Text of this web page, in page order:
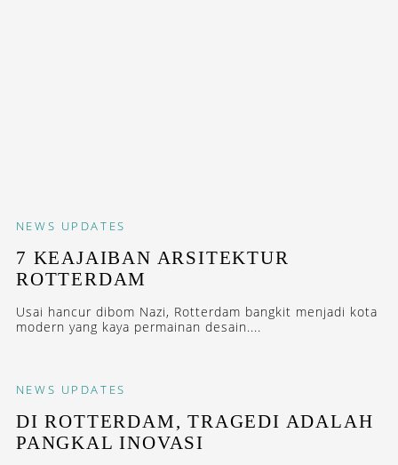
NEWS UPDATES
7 KEAJAIBAN ARSITEKTUR
ROTTERDAM
Usai hancur dibom Nazi, Rotterdam bangkit menjadi kota
modern yang kaya permainan desain....
NEWS UPDATES
DI ROTTERDAM, TRAGEDI ADALAH
PANGKAL INOVASI